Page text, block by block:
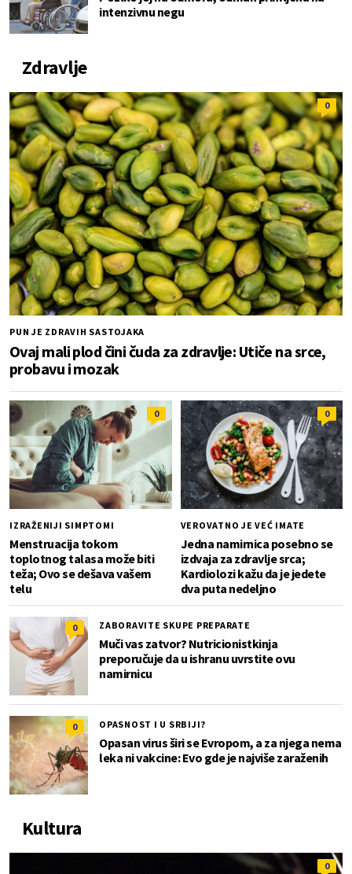
intenzivnu negu
Zdravlje
0
PUN JE ZDRAVIH SASTOJAKA
Ovaj mali plod čini čuda za zdravlje: Utiče na srce,
probavu i mozak
0
IZRAŽENIJI SIMPTOMI
Menstruacija tokom
toplotnog talasa može biti
teža; Ovo se dešava vašem
telu
0
VEROVATNO JE VEĆ IMATE
Jedna namirnica posebno se
izdvaja za zdravlje srca;
Kardiolozi kažu da je jedete
dva puta nedeljno
0 ZABORAVITE SKUPE PREPARATE
Muči vas zatvor? Nutricionistkinja
preporučuje da u ishranu uvrstite ovu
namirnicu
0 OPASNOST I U SRBIJI?
Opasan virus širi se Evropom, a za njega nema
leka ni vakcine: Evo gde je najviše zaraženih
Kultura
0